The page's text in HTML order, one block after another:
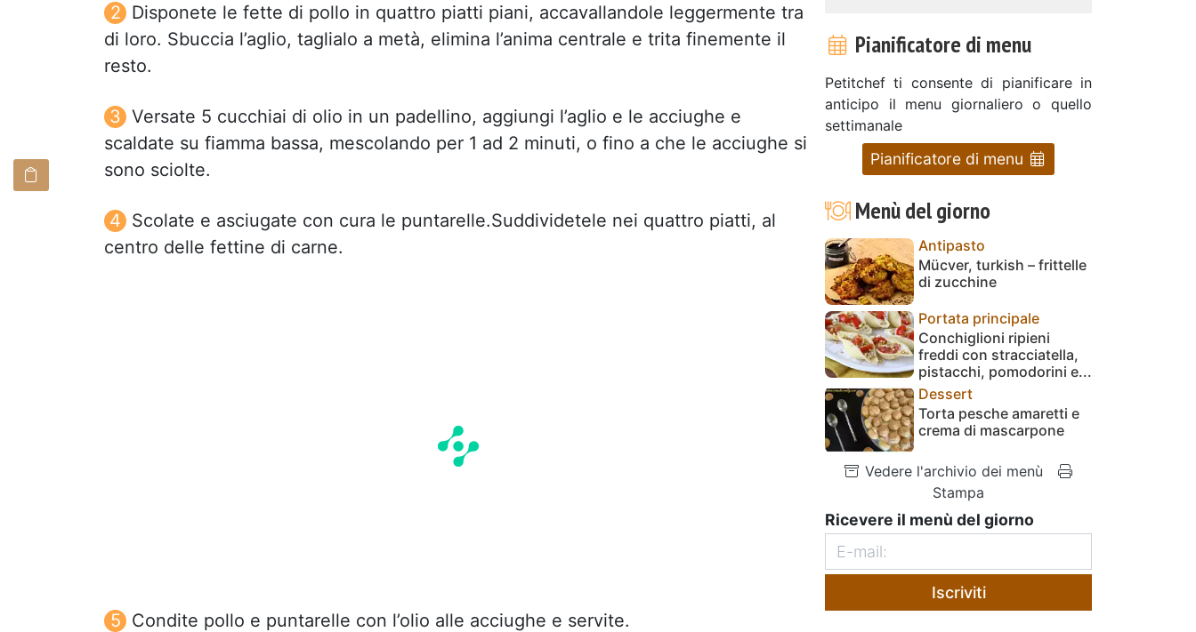
Disponete le fette di pollo in quattro piatti piani, accavallandole leggermente tra
di loro. Sbuccia l’aglio, taglialo a metà, elimina l’anima centrale e trita finemente il
resto.
Versate 5 cucchiai di olio in un padellino, aggiungi l’aglio e le acciughe e
scaldate su fiamma bassa, mescolando per 1 ad 2 minuti, o fino a che le acciughe si
sono sciolte.
Scolate e asciugate con cura le puntarelle.Suddividetele nei quattro piatti, al
centro delle fettine di carne.
Condite pollo e puntarelle con l’olio alle acciughe e servite.
Pianificatore di menu
Petitchef ti consente di pianificare in
anticipo il menu giornaliero o quello
settimanale
Pianificatore di menu
Menù del giorno
Antipasto
Mücver, turkish – frittelle
di zucchine
Portata principale
Conchiglioni ripieni
freddi con stracciatella,
pistacchi, pomodorini e...
Dessert
Torta pesche amaretti e
crema di mascarpone
Vedere l'archivio dei menù
Stampa
Ricevere il menù del giorno
Iscriviti